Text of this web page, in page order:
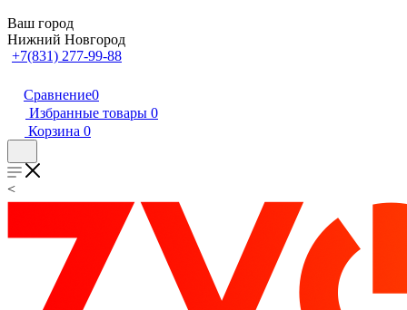
Ваш город
Нижний Новгород
+7(831) 277-99-88
Сравнение0
Избранные товары 0
Корзина 0
<